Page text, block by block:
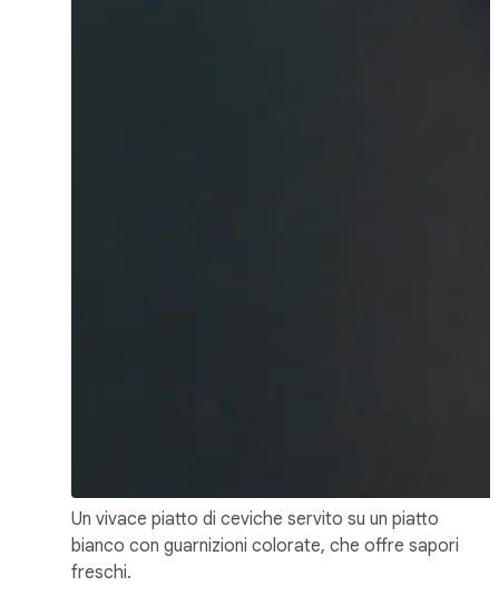
Un vivace piatto di ceviche servito su un piatto
bianco con guarnizioni colorate, che offre sapori
freschi.